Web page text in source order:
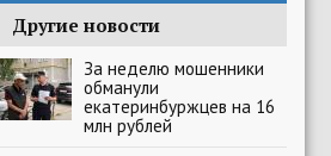
Другие новости
За неделю мошенники
обманули
екатеринбуржцев на 16
млн рублей